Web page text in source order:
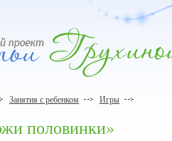
Занятия с ребенком Игры
половинки»